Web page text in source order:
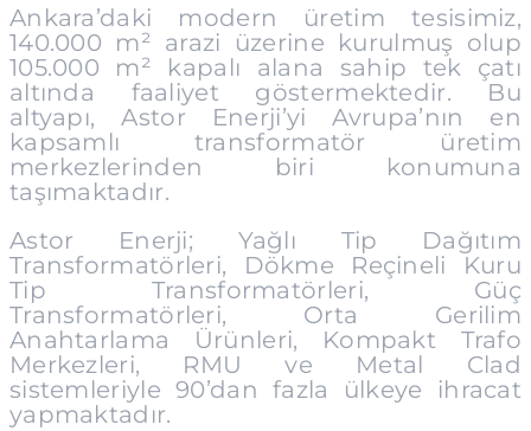
Ankara’daki modern üretim tesisimiz,
140.000 m² arazi üzerine kurulmuş olup
105.000 m² kapalı alana sahip tek çatı
altında faaliyet göstermektedir. Bu
altyapı, Astor Enerji’yi Avrupa’nın en
kapsamlı transformatör üretim
merkezlerinden biri konumuna
taşımaktadır.
Astor Enerji; Yağlı Tip Dağıtım
Transformatörleri, Dökme Reçineli Kuru
Tip Transformatörleri, Güç
Transformatörleri, Orta Gerilim
Anahtarlama Ürünleri, Kompakt Trafo
Merkezleri, RMU ve Metal Clad
sistemleriyle 90’dan fazla ülkeye ihracat
yapmaktadır.